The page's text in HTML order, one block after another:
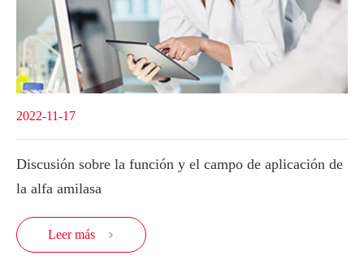
2022-11-17
Discusión sobre la función y el campo de aplicación de
la alfa amilasa
Leer más 